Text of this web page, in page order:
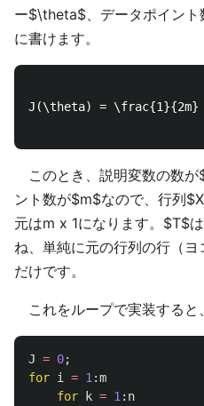
ー$\theta$、データポイント
に書けます。
J(\theta) =
このとき、説明変数の数が
ント数が$m$なので、行列
元はm x 1になります。$T$
ね、単純に元の行列の行（
だけです。
これをループで実装すると、
J = 0;
for i = 1 :m
for
k = 1 : n